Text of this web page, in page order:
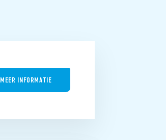
MEER INFORMATIE